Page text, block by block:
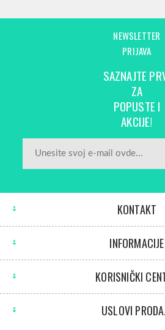
NEWSLETTER
PRIJAVA
SAZNAJTE
ZA
POPUSTE I
AKCIJE!
KONTAKT
INFORMACIJE
KORISNIČKI
USLOVI